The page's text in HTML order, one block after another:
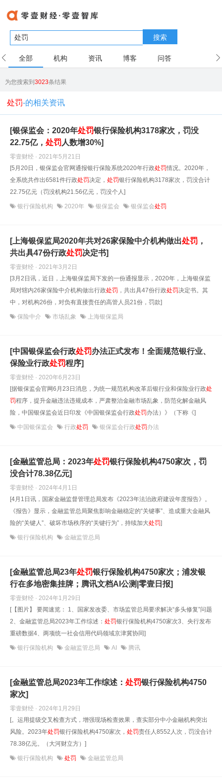
搜索
全部 机构 资讯 博客 问答
为您搜索到3023条结果
处罚-的相关资讯
[银保监会：2020年处罚银行保险机构3178家次，罚没
22.75亿， 处罚人数增30%]
零壹财经 · 2021年5月21日
[5月20日，银保监会官网通报银行保险系统2020年行政处罚情况。2020年，
全系统共作出6581件行政处罚决定， 处罚银行保险机构3178家次，罚没合计
22.75亿元（罚没机构21.56亿元，罚没个人]
银行保险机构 2020年 银保监会 银保监会处罚
[上海银保监局2020年共对26家保险中介机构做出处罚 ，
共出具47份行政处罚决定书]
零壹财经 · 2021年3月2日
[3月2日讯，近日，上海银保监局下发的一份通报显示，2020年，上海银保监
局对辖内26家保险中介机构做出行政处罚 ，共出具47份行政处罚决定书。其
中，对机构26份，对负有直接责任的高管人员21份，罚款]
保险中介 市场乱象 上海银保监局
[中国银保监会行政处罚办法正式发布！全面规范银行业、
保险业行政处罚程序]
零壹财经 · 2020年6月23日
[据银保监会官网6月23日消息，为统一规范机构改革后银行业和保险业行政处
罚程序，提升金融违法违规成本，严肃整治金融市场乱象，防范化解金融风
险，中国银保监会近日印发《中国银保监会行政处罚办法）》（下称《]
中国银保监会 行政处罚 银保监会行政处罚办法
[金融监管总局：2023年处罚银行保险机构4750家次，罚
没合计78.38亿元]
零壹财经 · 2024年4月1日
[4月1日讯，国家金融监督管理总局发布《2023年法治政府建设年度报告》。
《报告》显示，金融监管总局聚焦影响金融稳定的“关键事”、造成重大金融风
险的“关键人”、破坏市场秩序的“关键行为”，持续加大处罚]
银行保险机构 金融监管总局
[金融监管总局23年处罚银行保险机构4750家次；浦发银
行在多地密集挂牌；腾讯文档AI公测|零壹日报]
零壹财经 · 2024年1月29日
[【图片】 要闻速览： 1、国家发改委、市场监管总局要求解决“多头修复”问题
2、金融监管总局2023年工作综述： 处罚银行保险机构4750家次3、央行发布
重磅数据4、两项统一社会信用代码领域京津冀协同]
银行保险机构 金融监管总局 AI 腾讯
[金融监管总局2023年工作综述： 处罚银行保险机构4750
家次]
零壹财经 · 2024年1月29日
[。运用提级交叉检查方式，增强现场检查效果，查实部分中小金融机构突出
风险。2023年处罚银行保险机构4750家次， 处罚责任人8552人次，罚没合计
78.38亿元。（大河财立方）]
银行保险机构 处罚 金融监管总局